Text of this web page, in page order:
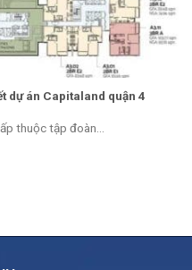
dự án Capitaland quận 4
thuộc tập đoàn...